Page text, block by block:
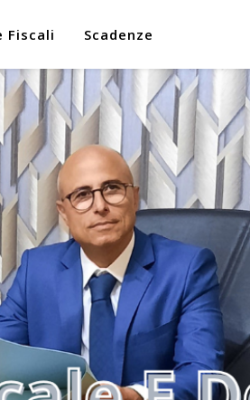
Fiscali Scadenze